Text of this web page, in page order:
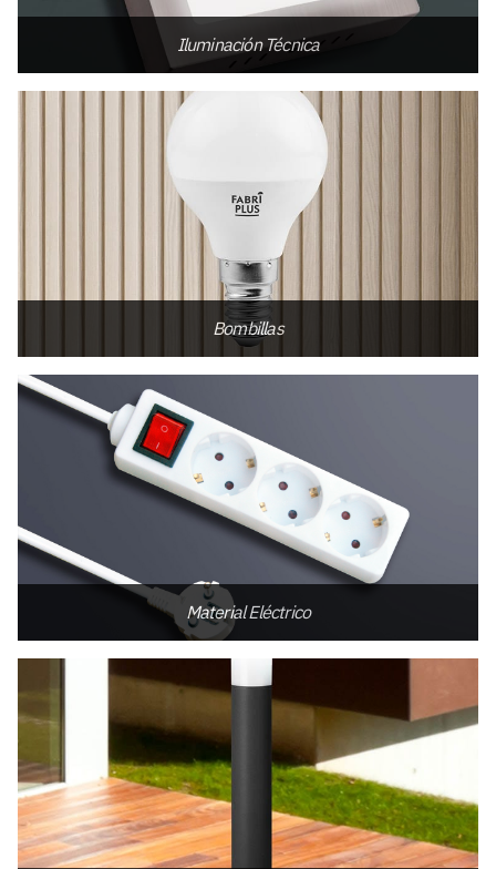
Iluminación Técnica
Bombillas
Material Eléctrico